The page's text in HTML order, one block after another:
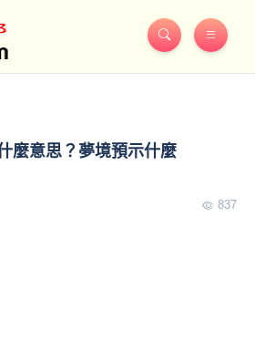
麼意思？夢境預示什麼
837